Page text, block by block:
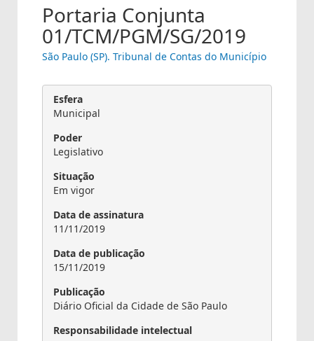
Portaria Conjunta
01/TCM/PGM/SG/2019
São Paulo (SP). Tribunal de Contas do Município
Esfera
Municipal
Poder
Legislativo
Situação
Em vigor
Data de assinatura
11/11/2019
Data de publicação
15/11/2019
Publicação
Diário Oficial da Cidade de São Paulo
Responsabilidade intelectual